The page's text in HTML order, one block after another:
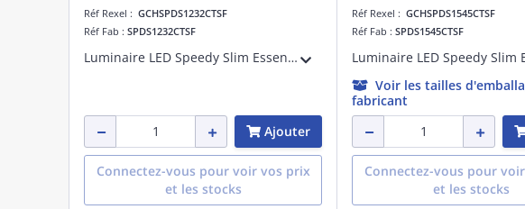
Réf Rexel : GCHSPDS1232CTSF
Réf Fab : SPDS1232CTSF
Luminaire LED Speedy Slim Essential avec interrupteur de couleur 3000-4000-5000K. Grâce aux embouts sans vis et aux connecteurs sans outil, ce luminaire peut être installé en un rien de temps. Les supports de montage en acier inoxydable inc
Ajouter
Connectez-vous pour voir vos prix
et les stocks
Réf Rexel : GCHSPDS1545CTSF
Réf Fab : SPDS1545CTSF
Voir les tailles
fabricant
Connectez-vous pour
et les stocks